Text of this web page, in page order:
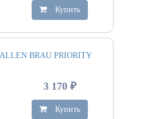
Купить
BRAU PRIORITY
3 170 ₽
Купить